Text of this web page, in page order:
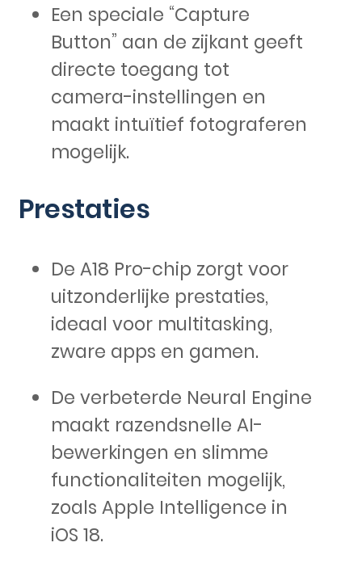
Een speciale “Capture
Button” aan de zijkant geeft
directe toegang tot
camera-instellingen en
maakt intuïtief fotograferen
mogelijk.
Prestaties
De A18 Pro-chip zorgt voor
uitzonderlijke prestaties,
ideaal voor multitasking,
zware apps en gamen.
De verbeterde Neural Engine
maakt razendsnelle AI-
bewerkingen en slimme
functionaliteiten mogelijk,
zoals Apple Intelligence in
iOS 18.